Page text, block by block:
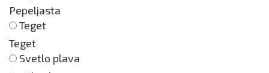
Pepeljasta
Teget
Teget
Svetlo plava